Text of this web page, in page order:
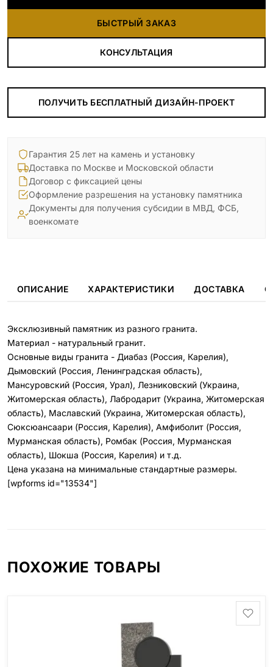
БЫСТРЫЙ ЗАКАЗ
КОНСУЛЬТАЦИЯ
ПОЛУЧИТЬ БЕСПЛАТНЫЙ ДИЗАЙН-ПРОЕКТ
Гарантия 25 лет на камень и установку
Доставка по Москве и Московской области
Договор с фиксацией цены
Оформление разрешения на установку памятника
Документы для получения субсидии в МВД, ФСБ,
военкомате
ОПИСАНИЕ ХАРАКТЕРИСТИКИ ДОСТАВКА
Эксклюзивный памятник из разного гранита.
Материал - натуральный гранит.
Основные виды гранита - Диабаз (Россия, Карелия),
Дымовский (Россия, Ленинградская область),
Мансуровский (Россия, Урал), Лезниковский (Украина,
Житомерская область), Лабродарит (Украина, Житомерская
область), Маславский (Украина, Житомерская область),
Сюксюансаари (Россия, Карелия), Амфиболит (Россия,
Мурманская область), Ромбак (Россия, Мурманская
область), Шокша (Россия, Карелия) и т.д.
Цена указана на минимальные стандартные размеры.
[wpforms id="13534"]
ПОХОЖИЕ ТОВАРЫ